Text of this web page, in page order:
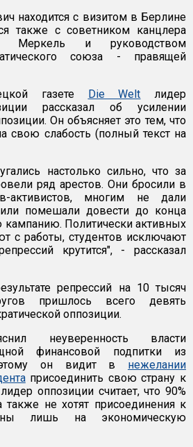
находится с визитом в Берлине
также с советником канцлера
Меркель и руководством
союза - правящей
газете Die Welt лидер
рассказал об усилении
Он объясняет это тем, что
свою слабость (полный текст на
настолько сильно, что за
ряд арестов. Они бросили в
активистов, многим не дали
или помешали довести до конца
Политически активных
с работы, студентов исключают
крутится", - рассказал
репрессий на 10 тысяч
пришлось всего девять
оппозиции.
неуверенность власти
финансовой подпитки из
этому он видит в нежелании
присоединить свою страну к
оппозиции считает, что 90%
также не хотят присоединения к
лишь на экономическую